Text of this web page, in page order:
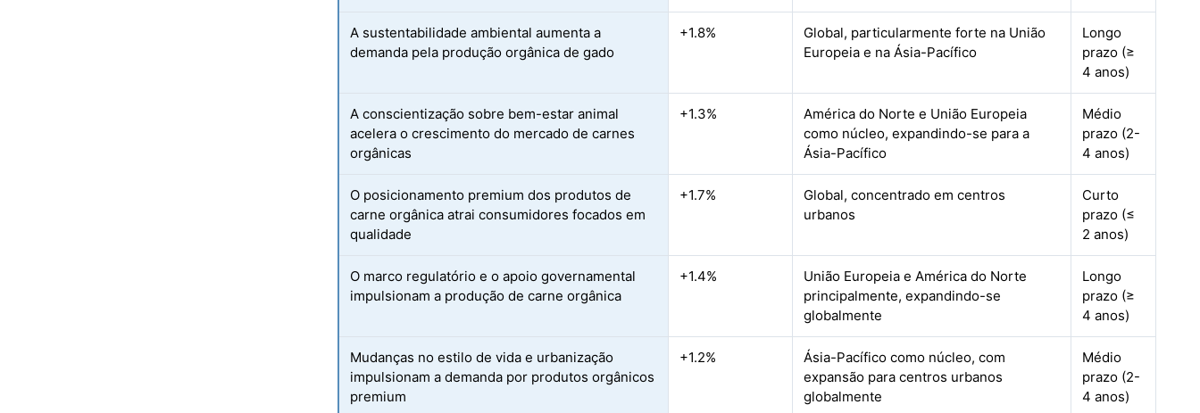
A sustentabilidade ambiental aumenta a
demanda pela produção orgânica de gado
+1.8%
Global, particularmente forte na União
Europeia e na Ásia-Pacífico
Longo
prazo (≥
4 anos)
A conscientização sobre bem-estar animal
acelera o crescimento do mercado de carnes
orgânicas
+1.3%
América do Norte e União Europeia
como núcleo, expandindo-se para a
Ásia-Pacífico
Médio
prazo (2-
4 anos)
O posicionamento premium dos produtos de
carne orgânica atrai consumidores focados em
qualidade
+1.7%
Global, concentrado em centros
urbanos
Curto
prazo (≤
2 anos)
O marco regulatório e o apoio governamental
impulsionam a produção de carne orgânica
+1.4%
União Europeia e América do Norte
principalmente, expandindo-se
globalmente
Longo
prazo (≥
4 anos)
Mudanças no estilo de vida e urbanização
impulsionam a demanda por produtos orgânicos
premium
+1.2%
Ásia-Pacífico como núcleo, com
expansão para centros urbanos
globalmente
Médio
prazo (2-
4 anos)